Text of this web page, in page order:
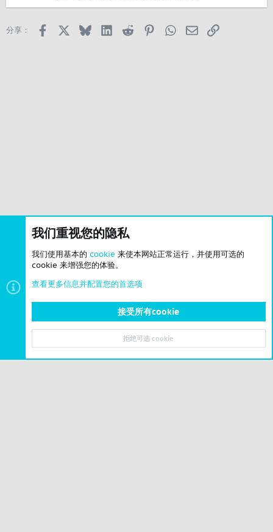
分享： Facebook BlueskyLinkedIn
Reddit PinterestWhatsApp
邮箱 链接
顶部 底部
我们重视您的隐私
我们使用基本的 cookie 来使本网站正常运行，并使用可选的
cookie 来增强您的体验。
查看更多信息并配置您的首选项
接受所有cookie
拒绝可选 cookie